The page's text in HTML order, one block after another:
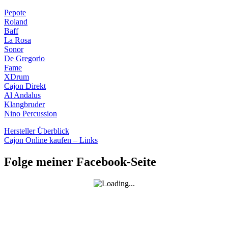
Pepote
Roland
Baff
La Rosa
Sonor
De Gregorio
Fame
XDrum
Cajon Direkt
Al Andalus
Klangbruder
Nino Percussion
Hersteller Überblick
Cajon Online kaufen – Links
Folge meiner Facebook-Seite